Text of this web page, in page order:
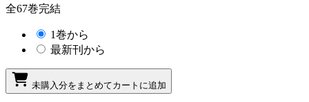
全67巻完結
1巻から
最新刊から
未購入分をまとめてカートに追加